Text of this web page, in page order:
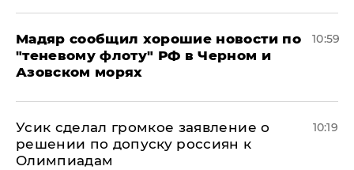
Мадяр сообщил хорошие новости по
"теневому флоту" РФ в Черном и
Азовском морях
10:59
Усик сделал громкое заявление о
решении по допуску россиян к
Олимпиадам
10:19